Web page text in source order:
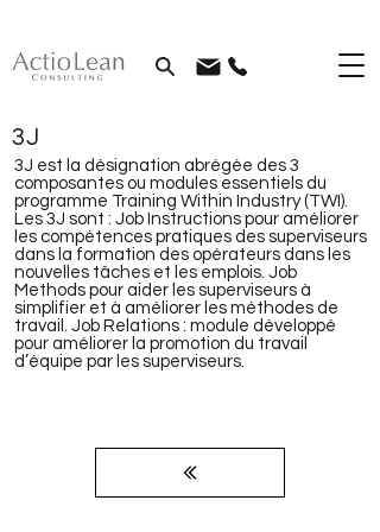
3J
3J est la désignation abrégée des 3
composantes ou modules essentiels du
programme Training Within Industry (TWI).
Les 3J sont : Job Instructions pour améliorer
les compétences pratiques des superviseurs
dans la formation des opérateurs dans les
nouvelles tâches et les emplois. Job
Methods pour aider les superviseurs à
simplifier et à améliorer les méthodes de
travail. Job Relations : module développé
pour améliorer la promotion du travail
d’équipe par les superviseurs.